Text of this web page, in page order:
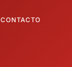
CONTACTO